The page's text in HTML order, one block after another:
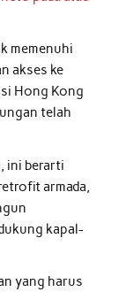
memenuhi
akses ke
Hong Kong
telah
ini berarti
armada,
kapal-
yang harus